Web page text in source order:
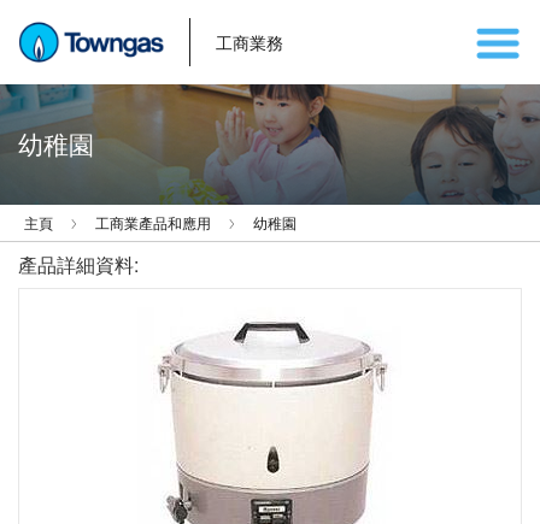
工商業務
幼稚園
主頁 工商業產品和應用 幼稚園
產品詳細資料: